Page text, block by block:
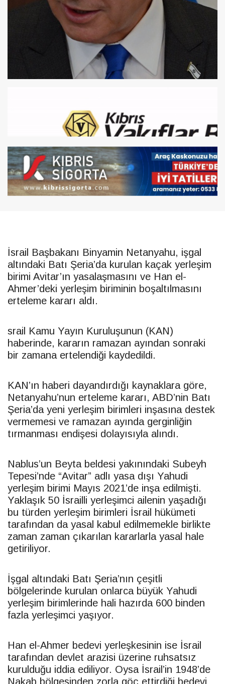
İsrail Başbakanı Binyamin Netanyahu, işgal
altındaki Batı Şeria’da kurulan kaçak yerleşim
birimi Avitar’ın yasalaşmasını ve Han el-
Ahmer’deki yerleşim biriminin boşaltılmasını
erteleme kararı aldı.
srail Kamu Yayın Kuruluşunun (KAN)
haberinde, kararın ramazan ayından sonraki
bir zamana ertelendiği kaydedildi.
KAN’ın haberi dayandırdığı kaynaklara göre,
Netanyahu’nun erteleme kararı, ABD’nin Batı
Şeria’da yeni yerleşim birimleri inşasına destek
vermemesi ve ramazan ayında gerginliğin
tırmanması endişesi dolayısıyla alındı.
Nablus’un Beyta beldesi yakınındaki Subeyh
Tepesi’nde “Avitar” adlı yasa dışı Yahudi
yerleşim birimi Mayıs 2021’de inşa edilmişti.
Yaklaşık 50 İsrailli yerleşimci ailenin yaşadığı
bu türden yerleşim birimleri İsrail hükümeti
tarafından da yasal kabul edilmemekle birlikte
zaman zaman çıkarılan kararlarla yasal hale
getiriliyor.
İşgal altındaki Batı Şeria’nın çeşitli
bölgelerinde kurulan onlarca büyük Yahudi
yerleşim birimlerinde hali hazırda 600 binden
fazla yerleşimci yaşıyor.
Han el-Ahmer bedevi yerleşkesinin ise İsrail
tarafından devlet arazisi üzerine ruhsatsız
kurulduğu iddia ediliyor. Oysa İsrail’in 1948’de
Nakab bölgesinden zorla göç ettirdiği bedevi